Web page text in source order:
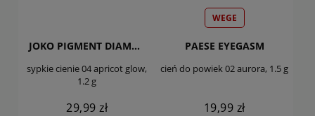
JOKO PIGMENT DIAMOND DUST
sypkie cienie 04 apricot glow,
1.2 g
29,99 zł
WEGE
PAESE EYEGASM
cień do powiek 02 aurora, 1.5 g
19,99 zł